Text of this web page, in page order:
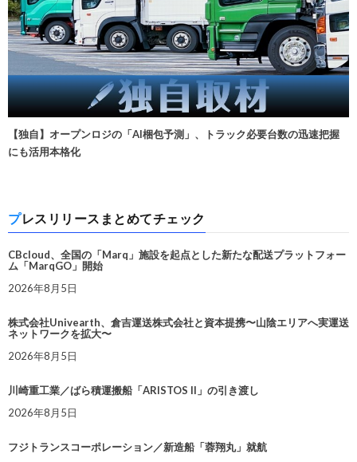
【独自】オープンロジの「AI梱包予測」、トラック必要台数の迅速把握
にも活用本格化
プレスリリースまとめてチェック
CBcloud、全国の「Marq」施設を起点とした新たな配送プラットフォー
ム「MarqGO」開始
2026年8月5日
株式会社Univearth、倉吉運送株式会社と資本提携〜山陰エリアへ実運送
ネットワークを拡大〜
2026年8月5日
川崎重工業／ばら積運搬船「ARISTOS II」の引き渡し
2026年8月5日
フジトランスコーポレーション／新造船「蓉翔丸」就航